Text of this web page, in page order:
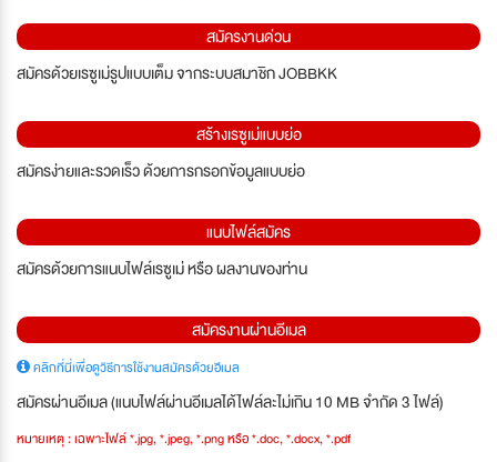
สมัครงานด่วน
สมัครด้วยเรซูเม่รูปแบบเต็ม จากระบบสมาชิก JOBBKK
สร้างเรซูเม่แบบย่อ
สมัครง่ายและรวดเร็ว ด้วยการกรอกข้อมูลแบบย่อ
แนบไฟล์สมัคร
สมัครด้วยการแนบไฟล์เรซูเม่ หรือ ผลงานของท่าน
สมัครงานผ่านอีเมล
คลิกที่นี่เพื่อดูวิธีการใช้งานสมัครด้วยอีเมล
สมัครผ่านอีเมล (แนบไฟล์ผ่านอีเมลได้ไฟล์ละไม่เกิน 10 MB จำกัด 3 ไฟล์)
หมายเหตุ : เฉพาะไฟล์ *.jpg, *.jpeg, *.png หรือ *.doc, *.docx, *.pdf